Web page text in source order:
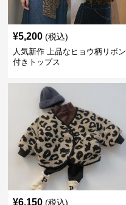
¥5,200 (税込)
人気新作 上品なヒョウ柄リボン
付きトップス
¥6,150 (税込)